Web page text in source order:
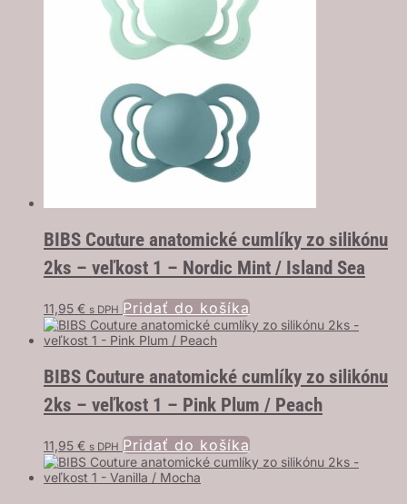
BIBS Couture anatomické cumlíky zo silikónu
2ks – veľkost 1 – Nordic Mint / Island Sea
11,95 € s DPH Pridať do košíka
BIBS Couture anatomické cumlíky zo silikónu
2ks – veľkost 1 – Pink Plum / Peach
11,95 € s DPH Pridať do košíka